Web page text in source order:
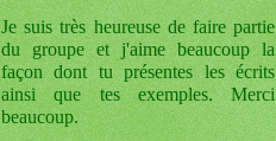
Je suis très heureuse de faire partie
du groupe et j'aime beaucoup la
façon dont tu présentes les écrits
ainsi que tes exemples. Merci
beaucoup.